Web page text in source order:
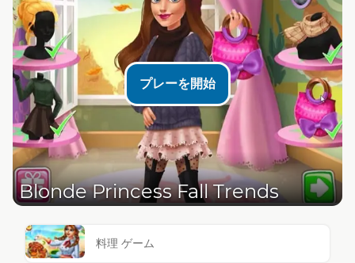
プレーを開始
Blonde Princess Fall Trends
料理 ゲーム